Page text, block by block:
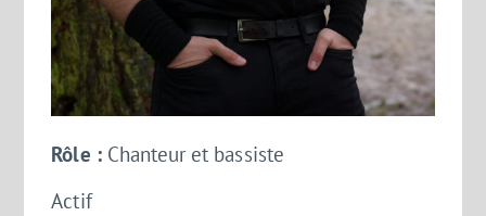
Rôle : Chanteur et bassiste
Actif